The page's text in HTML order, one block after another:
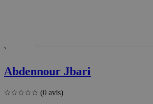
`
Abdennour Jbari
☆☆☆☆☆ (0 avis)